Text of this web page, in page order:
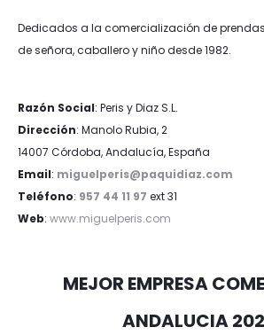
Dedicados a la comercialización de
de señora, caballero y niño desde 1982.
Razón Social: Peris y Diaz S.L.
Dirección: Manolo Rubia, 2
14007 Córdoba, Andalucía, España
Email: miguelperis@paquidiaz.com
Teléfono: 957 44 11 97 ext 31
Web: www.miguelperis.com
MEJOR EMPRESA
ANDALUCIA